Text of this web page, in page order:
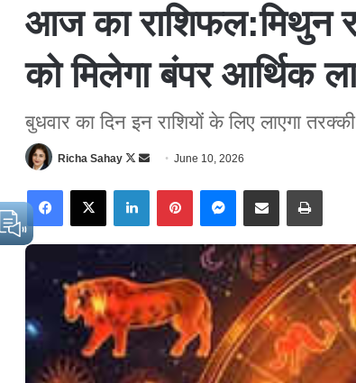
आज का राशिफल:मिथुन
को मिलेगा बंपर आर्थिक
​बुधवार का दिन इन राशियों के लिए लाएगा
Richa Sahay
F
l
o
o
n
X
a
e
m
a
June 10, 2026
X